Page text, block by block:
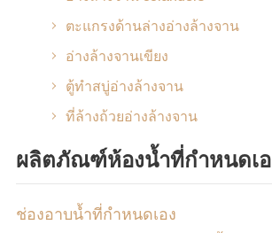
ตะแกรงด้านล่างอ่างล้างจาน
อ่างล้างจานเขียง
ตู้ทำสบู่อ่างล้างจาน
ที่ล้างถ้วยอ่างล้างจาน
ผลิตภัณฑ์ห้องน้ำที่กำหนดเอ
ช่องอาบน้ำที่กำหนดเอง